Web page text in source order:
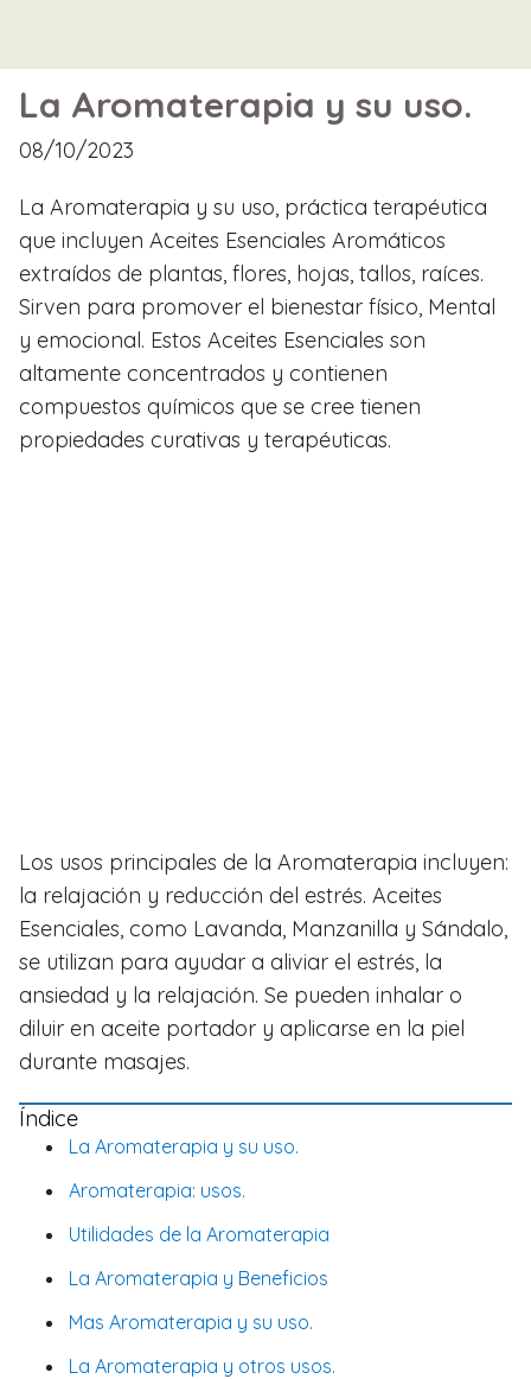
La Aromaterapia y su uso.
08/10/2023
La Aromaterapia y su uso, práctica terapéutica
que incluyen Aceites Esenciales Aromáticos
extraídos de plantas, flores, hojas, tallos, raíces.
Sirven para promover el bienestar físico, Mental
y emocional. Estos Aceites Esenciales son
altamente concentrados y contienen
compuestos químicos que se cree tienen
propiedades curativas y terapéuticas.
Los usos principales de la Aromaterapia incluyen:
la relajación y reducción del estrés. Aceites
Esenciales, como Lavanda, Manzanilla y Sándalo,
se utilizan para ayudar a aliviar el estrés, la
ansiedad y la relajación. Se pueden inhalar o
diluir en aceite portador y aplicarse en la piel
durante masajes.
Índice
La Aromaterapia y su uso.
Aromaterapia: usos.
Utilidades de la Aromaterapia
La Aromaterapia y Beneficios
Mas Aromaterapia y su uso.
La Aromaterapia y otros usos.